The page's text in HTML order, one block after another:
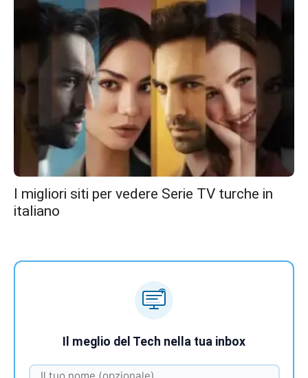
I migliori siti per vedere Serie TV turche in
italiano
Il meglio del Tech nella tua inbox